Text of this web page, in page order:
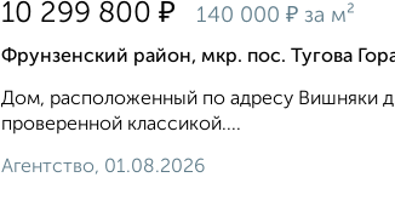
10 299 800 ₽ 140 000 ₽ за м²
Фрунзенский район, мкр. пос. Тугова
Дом, расположенный по адресу Вишняки
проверенной классикой....
Агентство, 01.08.2026